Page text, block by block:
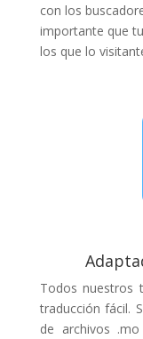
con los
importante que
los que lo
Todos nuestros
traducción fácil.
de archivos